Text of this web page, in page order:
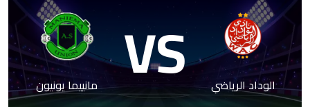
الوداد الرياضي VS مانييما يونيون